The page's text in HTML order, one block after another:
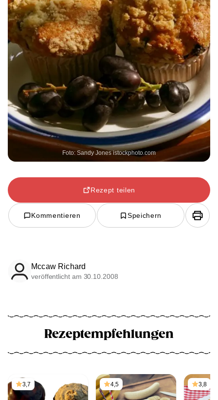
Foto: Sandy Jones istockphoto.com
Rezept teilen
Kommentieren Speichern
Mccaw Richard
veröffentlicht am 30.10.2008
Rezeptempfehlungen
3,7 4,5 3,8